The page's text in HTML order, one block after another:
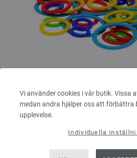
Vi använder cookies i vår butik. Vissa
medan andra hjälper oss att förbättra
upplevelse.
Individuella
Maskmarkörer